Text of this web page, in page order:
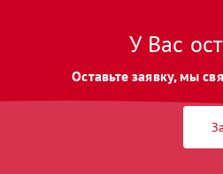
У Вас
Оставьте заявку, мы